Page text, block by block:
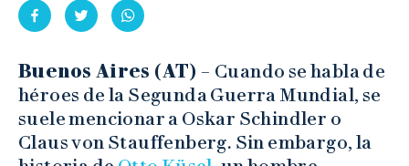
Buenos Aires (AT) – Cuando se habla de
héroes de la Segunda Guerra Mundial, se
suele mencionar a Oskar Schindler o
Claus von Stauffenberg. Sin embargo, la